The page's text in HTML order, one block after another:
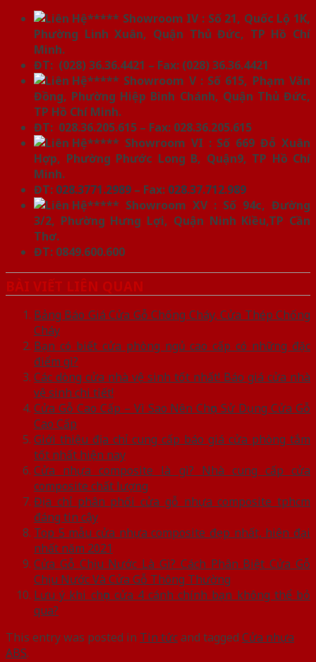
***** Showroom IV : Số 21, Quốc Lộ 1K,
Phường Linh Xuân, Quận Thủ Đức, TP Hồ Chí
Minh.
ĐT: (028) 36.36.4421 – Fax: (028) 36.36.4421
***** Showroom V : Số 615, Phạm Văn
Đồng, Phường Hiệp Bình Chánh, Quận Thủ Đức,
TP Hồ Chí Minh.
ĐT: 028.36.205.615 – Fax: 028.36.205.615
***** Showroom VI : Số 669 Đỗ Xuân
Hợp, Phường Phước Long B, Quận9, TP Hồ Chí
Minh.
ĐT: 028.3771.2989 – Fax: 028.37.712.989
***** Showroom XV : Số 94c, Đường
3/2, Phường Hưng Lợi, Quận Ninh Kiều,TP Cần
Thơ.
ĐT: 0849.600.600
BÀI VIẾT LIÊN QUAN
Bảng Báo Giá Cửa Gỗ Chống Cháy, Cửa Thép Chống
Cháy
Bạn có biết cửa phòng ngủ cao cấp có những đặc
điểm gì?
Các dòng cửa nhà vệ sinh tốt nhất! Báo giá cửa nhà
vệ sinh chi tiết!
Cửa Gỗ Cao Cấp – Vì Sao Nên Chọn Sử Dụng Cửa Gỗ
Cao Cấp
Giới thiệu địa chỉ cung cấp báo giá cửa phòng tắm
tốt nhất hiện nay
Cửa nhựa composite là gì? Nhà cung cấp cửa
composite chất lượng
Địa chỉ phân phối cửa gỗ nhựa composite tphcm
đáng tin cậy
Top 5 mẫu cửa nhựa composite đẹp nhất, hiện đại
nhất năm 2021
Cửa Gỗ Chịu Nước Là Gì? Cách Phân Biệt Cửa Gỗ
Chịu Nước Và Cửa Gỗ Thông Thường
Lưu ý khi chọn cửa 4 cánh chính bạn không thể bỏ
qua?
This entry was posted in Tin tứcand tagged Cửa nhựa
ABS.